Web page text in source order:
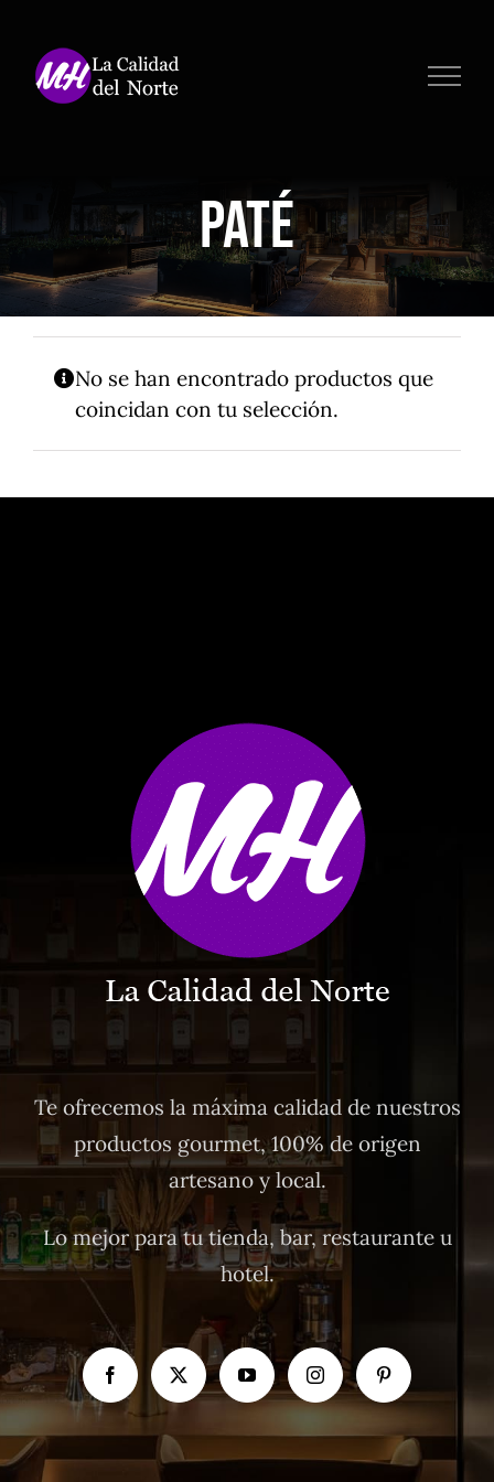
contenido
Paté
No se han encontrado productos que
coincidan con tu selección.
Te ofrecemos la máxima calidad de nuestros
productos gourmet, 100% de origen
artesano y local.
Lo mejor para tu tienda, bar, restaurante u
hotel.